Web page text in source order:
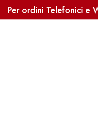
Per ordini Telefonici e
3338041363, Sped.